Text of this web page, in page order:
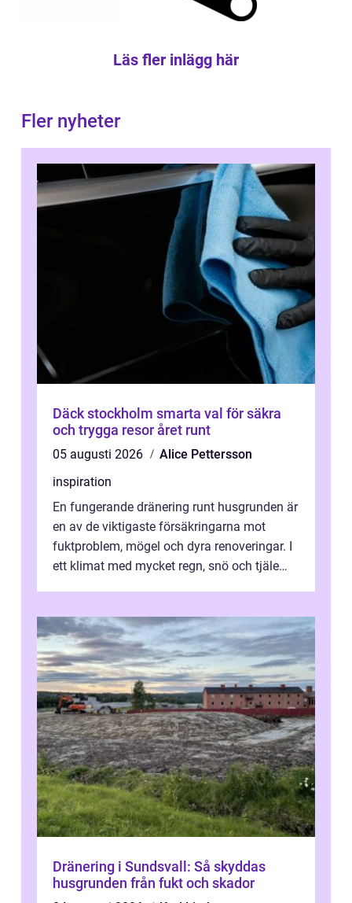
Läs fler inlägg här
Fler nyheter
Däck stockholm smarta val för säkra
och trygga resor året runt
05 augusti 2026
Alice Pettersson
inspiration
En fungerande dränering runt husgrunden är
en av de viktigaste försäkringarna mot
fuktproblem, mögel och dyra renoveringar. I
ett klimat med mycket regn, snö och tjäle
Dränering i Sundsvall: Så skyddas
husgrunden från fukt och skador